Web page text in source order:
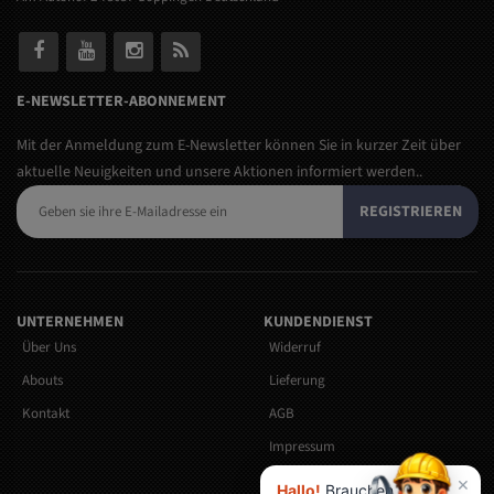
E-NEWSLETTER-ABONNEMENT
Mit der Anmeldung zum E-Newsletter können Sie in kurzer Zeit über
aktuelle Neuigkeiten und unsere Aktionen informiert werden..
REGISTRIEREN
UNTERNEHMEN
Über Uns
Abouts
Kontakt
KUNDENDIENST
Widerruf
Lieferung
AGB
Impressum
Versandkosten
×
Hallo! Brauchen Sie